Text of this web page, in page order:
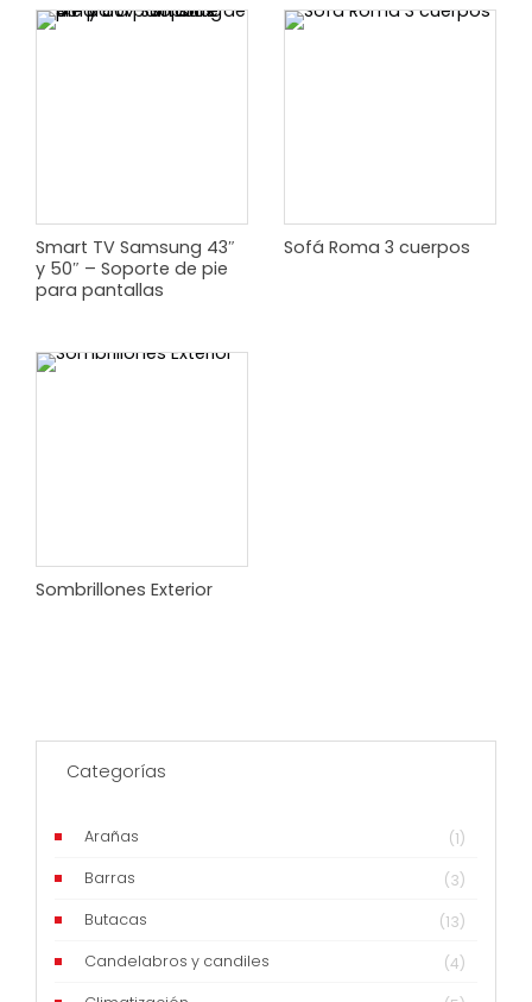
Smart TV Samsung 43″
y 50″ – Soporte de pie
para pantallas
Sofá Roma 3 cuerpos
Sombrillones Exterior
Categorías
Arañas
(1)
Barras
(3)
Butacas
(13)
Candelabros y candiles
(4)